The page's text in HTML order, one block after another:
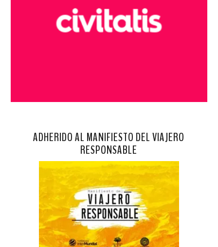
ADHERIDO AL MANIFIESTO DEL VIAJERO
RESPONSABLE